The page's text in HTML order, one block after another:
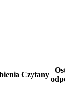
Czytany